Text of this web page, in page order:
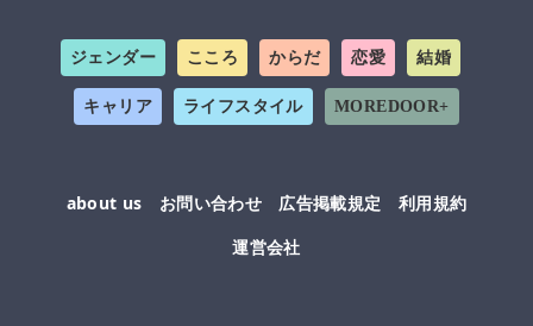
ジェンダー こころ からだ 恋愛 結婚
キャリア ライフスタイル MOREDOOR+
about us お問い合わせ 広告掲載規定
利用規約
運営会社